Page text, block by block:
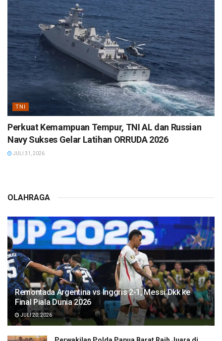
TNI
Perkuat Kemampuan Tempur, TNI AL dan Russian
Navy Sukses Gelar Latihan ORRUDA 2026
JULI 31, 2026
OLAHRAGA
Remontada Argentina vs Inggris 2-1, Messi Dkk ke
Final Piala Dunia 2026
JULI 20, 2026